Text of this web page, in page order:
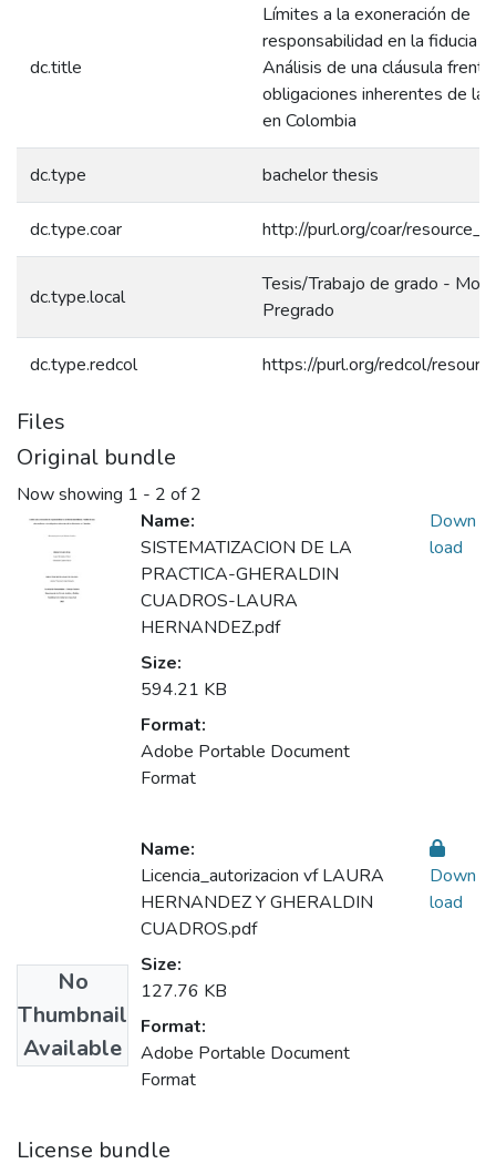
dc.title
Límites a la exoneración de
responsabilidad en la fiducia
Análisis de una cláusula
obligaciones inherentes de
en Colombia
dc.type bachelor thesis
dc.type.coar http://purl.org/coar/
dc.type.local
Tesis/Trabajo de grado -
Pregrado
dc.type.redcol https://purl.org/redcol/
Files
Original bundle
Now showing 1 - 2 of 2
Name:
SISTEMATIZACION DE LA
PRACTICA-GHERALDIN
CUADROS-LAURA
HERNANDEZ.pdf
Size:
594.21 KB
Format:
Adobe Portable Document
Format
Down
load
No
Thumbnail
Available
Name:
Licencia_autorizacion vf LAURA
HERNANDEZ Y GHERALDIN
CUADROS.pdf
Size:
127.76 KB
Format:
Adobe Portable Document
Format
Down
load
License bundle